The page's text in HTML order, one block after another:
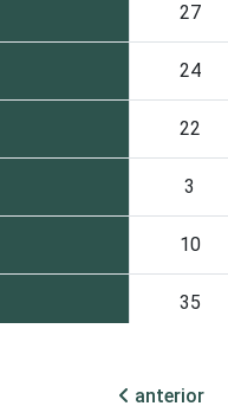
27
24
22
3
10
35
anterior